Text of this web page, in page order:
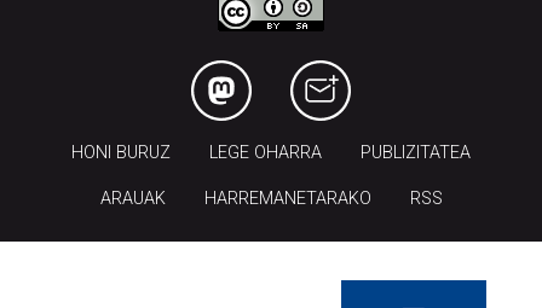
HONI BURUZ LEGE OHARRA PUBLIZITATEA
ARAUAK HARREMANETARAKO RSS